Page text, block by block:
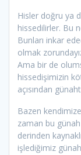
Hisler doğru ya
hissedilirler. Bu
Bunları inkar
olmak
Ama bir de
hissedişimizin
açısından
Bazen
zaman bu
derinden
işlediğimiz